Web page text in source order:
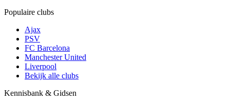
Populaire clubs
Ajax
PSV
FC Barcelona
Manchester United
Liverpool
Bekijk alle clubs
Kennisbank & Gidsen